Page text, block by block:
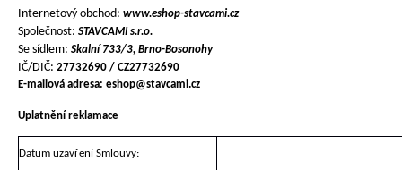
Internetový obchod: www.eshop-stavcami.cz
Společnost: STAVCAMI s.r.o.
Se sídlem: Skalní 733/3, Brno-Bosonohy
IČ/DIČ: 27732690 / CZ27732690
E-mailová adresa: eshop@stavcami.cz
Uplatnění reklamace
Datum uzavření Smlouvy: